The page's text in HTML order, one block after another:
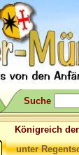
Suche
Königreich
unter